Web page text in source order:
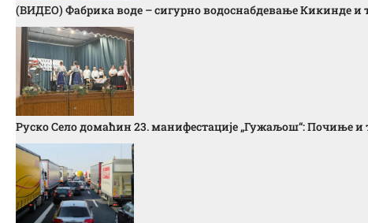
(ВИДЕО) Фабрика воде – сигурно водоснабдевање Кикинде
Руско Село домаћин 23. манифестације „Гужаљош“: Почиње и